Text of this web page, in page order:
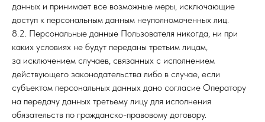
данных и принимает все возможные меры, исключающие
доступ к персональным данным неуполномоченных лиц.
8.2. Персональные данные Пользователя никогда, ни при
каких условиях не будут переданы третьим лицам,
за исключением случаев, связанных с исполнением
действующего законодательства либо в случае, если
субъектом персональных данных дано согласие Оператору
на передачу данных третьему лицу для исполнения
обязательств по гражданско-правовому договору.
г. Комсомольск-на-Амуре, пр. Мира, д.37
(ЦУМ), 3 этаж, офис 40,42
+7 (962) 297-00-87
Написать в MAX